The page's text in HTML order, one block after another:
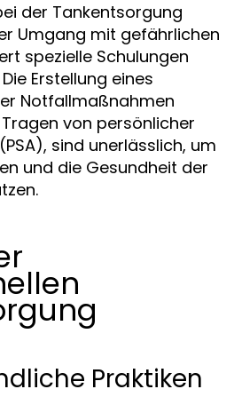
der Tankentsorgung
Umgang mit gefährlichen
spezielle Schulungen
Erstellung eines
Notfallmaßnahmen
von persönlicher
sind unerlässlich, um
und die Gesundheit der
Praktiken